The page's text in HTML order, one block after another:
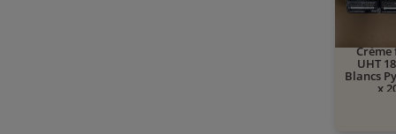
UHT
Blancs
x